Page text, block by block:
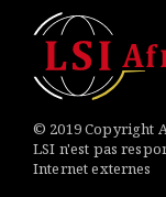
© 2019 Copyright
LSI n'est pas
Internet externes